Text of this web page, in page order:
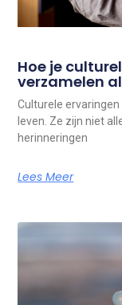
Hoe je
verzamelen
Culturele
leven. Ze zijn niet
herinneringen
Lees Meer